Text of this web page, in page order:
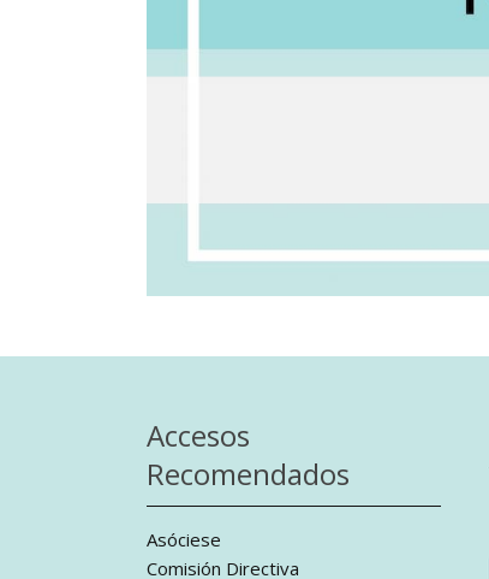
Accesos
Recomendados
Asóciese
Comisión Directiva